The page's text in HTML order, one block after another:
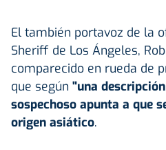
El también portavoz de la
Sheriff de Los Ángeles,
comparecido en rueda de
que según "una
sospechoso apunta a que
origen asiático.